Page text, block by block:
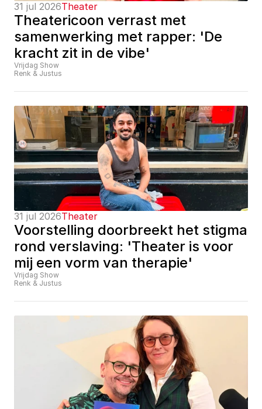
31 jul 2026Theater
Theatericoon verrast met
samenwerking met rapper: 'De
kracht zit in de vibe'
Vrijdag Show
Renk & Justus
31 jul 2026Theater
Voorstelling doorbreekt het stigma
rond verslaving: 'Theater is voor
mij een vorm van therapie'
Vrijdag Show
Renk & Justus